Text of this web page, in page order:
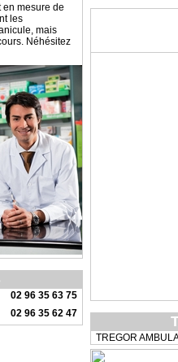
en mesure de
les
mais
Néhésitez
02 96 35 63 75
02 96 35 62 47
TREGOR